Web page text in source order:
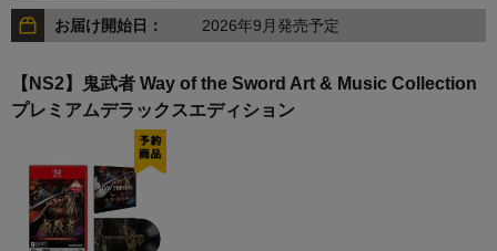
お届け開始日： 2026年9月発売予定
【NS2】鬼武者 Way of the Sword Art & Music Collection
プレミアムデラックスエディション